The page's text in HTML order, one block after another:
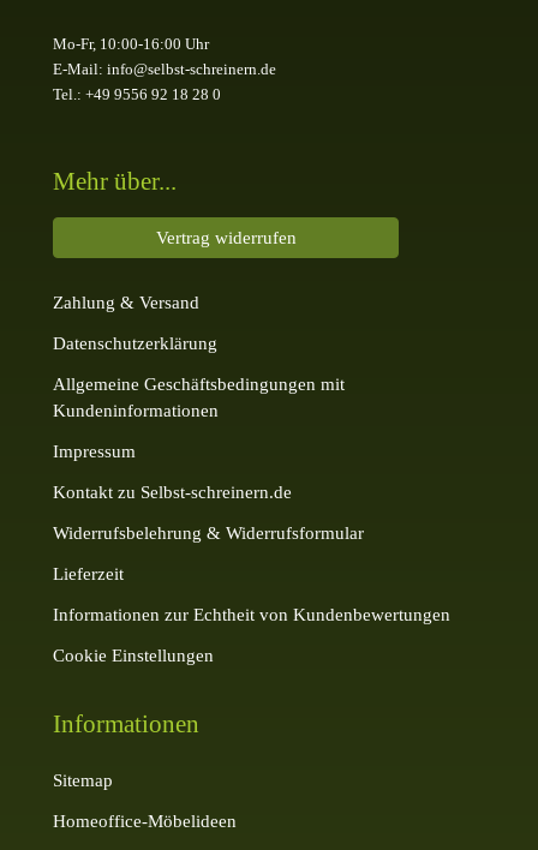
Mo-Fr, 10:00-16:00 Uhr
E-Mail: info@selbst-schreinern.de
Tel.: +49 9556 92 18 28 0
Mehr über...
Vertrag widerrufen
Zahlung & Versand
Datenschutzerklärung
Allgemeine Geschäftsbedingungen mit
Kundeninformationen
Impressum
Kontakt zu Selbst-schreinern.de
Widerrufsbelehrung & Widerrufsformular
Lieferzeit
Informationen zur Echtheit von Kundenbewertungen
Cookie Einstellungen
Informationen
Sitemap
Homeoffice-Möbelideen